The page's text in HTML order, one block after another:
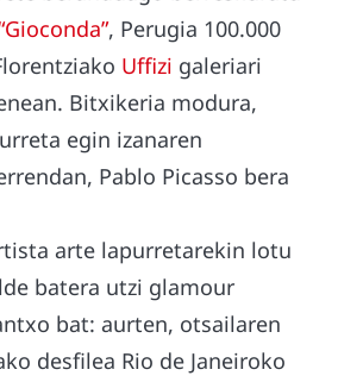
, Perugia 100.000
Uffizi galeriari
Bitxikeria modura,
egin izanaren
Pablo Picasso bera
arte lapurretarekin lotu
batera utzi glamour
bat: aurten, otsailaren
desfilea Rio de Janeiroko